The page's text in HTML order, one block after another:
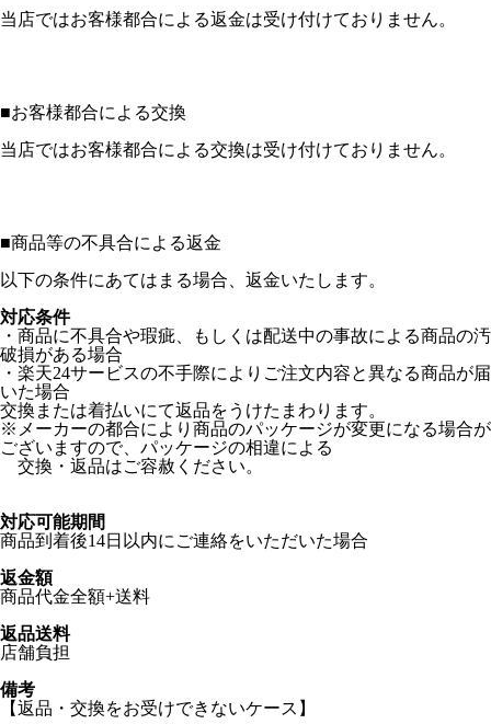
当店ではお客様都合による返金は受け付けておりません。
■お客様都合による交換
当店ではお客様都合による交換は受け付けておりません。
■商品等の不具合による返金
以下の条件にあてはまる場合、返金いたします。
対応条件
・商品に不具合や瑕疵、もしくは配送中の事故による商品の汚
破損がある場合
・楽天24サービスの不手際によりご注文内容と異なる商品が届
いた場合
交換または着払いにて返品をうけたまわります。
※メーカーの都合により商品のパッケージが変更になる場合が
ございますので、パッケージの相違による
交換・返品はご容赦ください。
対応可能期間
商品到着後14日以内にご連絡をいただいた場合
返金額
商品代金全額+送料
返品送料
店舗負担
備考
【返品・交換をお受けできないケース】